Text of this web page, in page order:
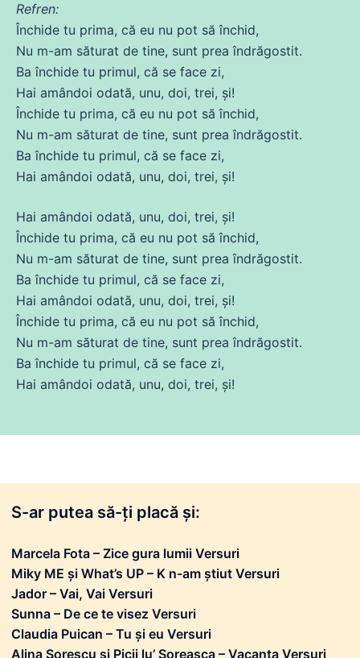
Refren:
Închide tu prima, că eu nu pot să închid,
Nu m-am săturat de tine, sunt prea îndrăgostit.
Ba închide tu primul, că se face zi,
Hai amândoi odată, unu, doi, trei, și!
Închide tu prima, că eu nu pot să închid,
Nu m-am săturat de tine, sunt prea îndrăgostit.
Ba închide tu primul, că se face zi,
Hai amândoi odată, unu, doi, trei, și!
Hai amândoi odată, unu, doi, trei, și!
Închide tu prima, că eu nu pot să închid,
Nu m-am săturat de tine, sunt prea îndrăgostit.
Ba închide tu primul, că se face zi,
Hai amândoi odată, unu, doi, trei, și!
Închide tu prima, că eu nu pot să închid,
Nu m-am săturat de tine, sunt prea îndrăgostit.
Ba închide tu primul, că se face zi,
Hai amândoi odată, unu, doi, trei, și!
S-ar putea să-ți placă și:
Marcela Fota – Zice gura lumii Versuri
Miky ME și What’s UP – K n-am știut Versuri
Jador – Vai, Vai Versuri
Sunna – De ce te visez Versuri
Claudia Puican – Tu și eu Versuri
Alina Sorescu si Picii lu’ Soreasca – Vacanța Versuri